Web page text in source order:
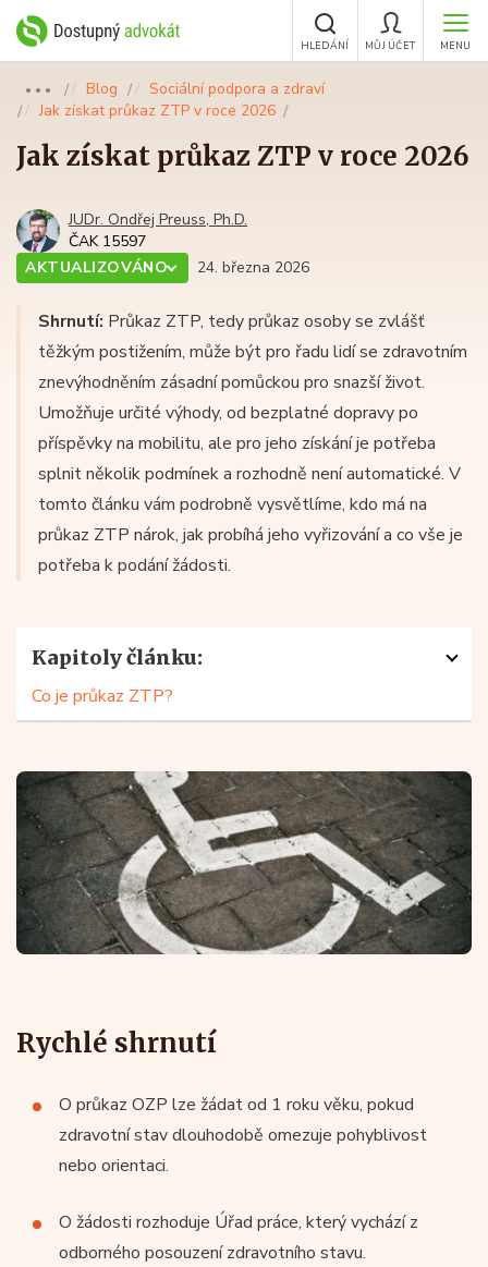
MENU
MŮJ ÚČET
HLEDÁNÍ
●●● Blog
Sociální podpora a zdraví
Jak získat průkaz ZTP v roce 2026
Jak získat průkaz ZTP v roce 2026
JUDr. Ondřej Preuss, Ph.D.
ČAK 15597
AKTUALIZOVÁNO
24. března 2026
Shrnutí: Průkaz ZTP, tedy průkaz osoby se zvlášť
těžkým postižením, může být pro řadu lidí se zdravotním
znevýhodněním zásadní pomůckou pro snazší život.
Umožňuje určité výhody, od bezplatné dopravy po
příspěvky na mobilitu, ale pro jeho získání je potřeba
splnit několik podmínek a rozhodně není automatické. V
tomto článku vám podrobně vysvětlíme, kdo má na
průkaz ZTP nárok, jak probíhá jeho vyřizování a co vše je
potřeba k podání žádosti.
Kapitoly článku:
Co je průkaz ZTP?
Rychlé shrnutí
O průkaz OZP lze žádat od 1 roku věku, pokud
zdravotní stav dlouhodobě omezuje pohyblivost
nebo orientaci.
O žádosti rozhoduje Úřad práce, který vychází z
odborného posouzení zdravotního stavu.